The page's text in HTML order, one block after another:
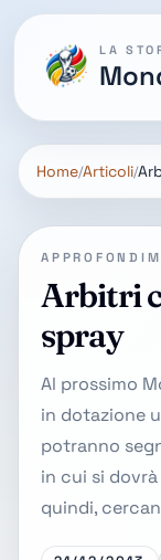
Home Articoli
Arbitri
spray
Al prossimo
in dotazione
potranno
in cui si
quindi,